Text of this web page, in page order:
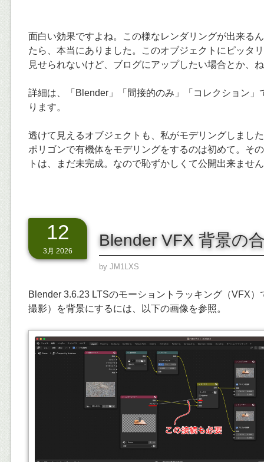
面白い効果ですよね。この様なレンダリングが出来る
たら、本当にありました。このオブジェクトにピッタ
見せられないけど、ブログにアップしたい場合とか、
詳細は、「Blender」「間接的のみ」「コレクション」
ります。
透けて見えるオブジェクトも、私がモデリングしまし
ポリゴンで有機体をモデリングをするのは初めて。そ
トは、まだ未完成。なので恥ずかしくて公開出来ませ
12
3月 2026
Blender VFX 背景の
by JM1LXS
Blender 3.6.23 LTSのモーショントラッキング（VFX
撮影）を背景にするには、以下の画像を参照。